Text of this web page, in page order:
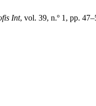
Int, vol. 39, n.º 1, pp.